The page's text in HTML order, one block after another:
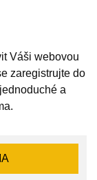
Váši webovou
zaregistrujte do
a